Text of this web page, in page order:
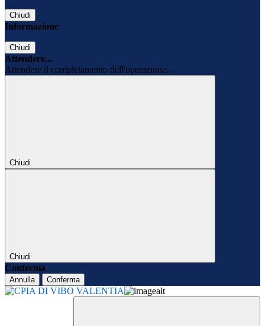
Chiudi
Informazione
Chiudi
Attendere...
Attendere il completamento dell'operazione...
Chiudi
Chiudi
Conferma
Annulla Conferma